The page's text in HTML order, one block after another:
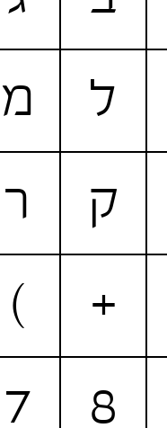
ל מ
ק ר
+
)
8
7